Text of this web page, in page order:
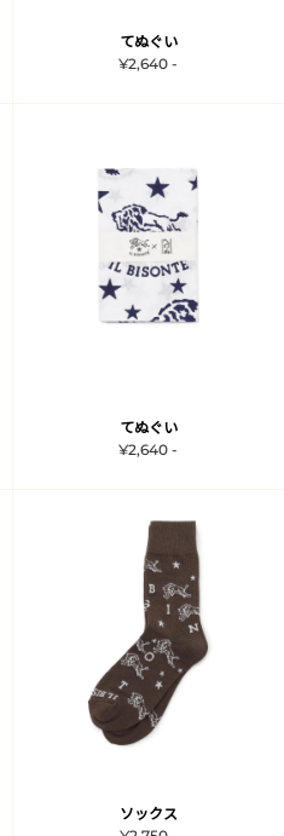
てぬぐい
¥2,640 -
てぬぐい
¥2,640 -
ソックス